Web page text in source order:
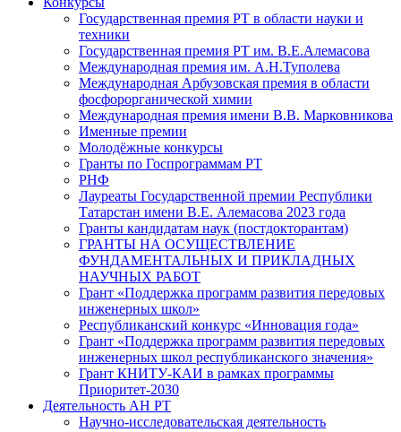
Государственная премия РТ в области науки и
техники
Государственная премия РТ им. В.Е.Алемасова
Международная премия им. А.Н.Туполева
Международная Арбузовская премия в области
фосфорорганической химии
Международная премия имени В.В. Марковникова
Именные премии
Молодёжные конкурсы
Гранты по Госпрограммам РТ
РНФ
Лауреаты Государственной премии Республики
Татарстан имени В.Е. Алемасова 2023 года
Гранты кандидатам наук (постдокторантам)
ГРАНТЫ НА ОСУЩЕСТВЛЕНИЕ
ФУНДАМЕНТАЛЬНЫХ И ПРИКЛАДНЫХ
НАУЧНЫХ РАБОТ
Грант «Поддержка программ развития передовых
инженерных школ»
Республиканский конкурс «Инновация года»
Грант «Поддержка программ развития передовых
инженерных школ республиканского значения»
Грант КНИТУ-КАИ в рамках программы
Приоритет-2030
Деятельность АН РТ
Научно-исследовательская деятельность